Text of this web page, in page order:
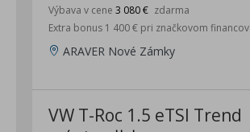
Výbava v cene 3 080 € zdarma
Extra bonus 1 400 € pri značkovom
ARAVER Nové Zámky
VW T-Roc 1.5 eTSI Trend